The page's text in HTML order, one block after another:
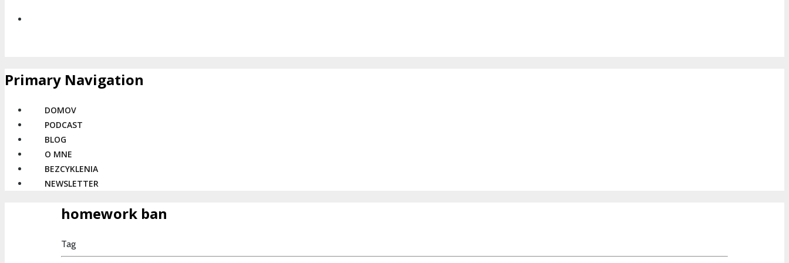
Primary Navigation
DOMOV
PODCAST
BLOG
O MNE
BEZCYKLENIA
NEWSLETTER
homework ban
Tag